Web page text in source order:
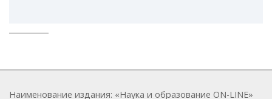
Наименование издания: «Наука и образование ON-LINE»